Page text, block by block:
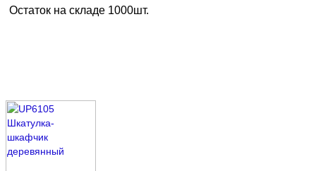
Остаток на складе 1000шт.